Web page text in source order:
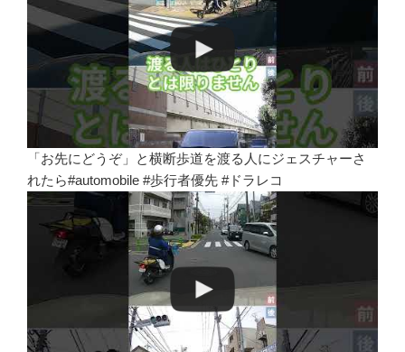
「お先にどうぞ」と横断歩道を渡る人にジェスチャーさ
れたら#automobile #歩行者優先 #ドラレコ